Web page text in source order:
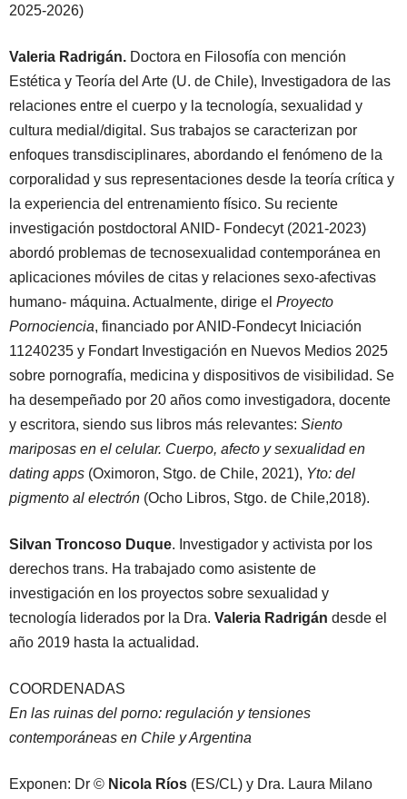
2025-2026)
Valeria Radrigán. Doctora en Filosofía con mención
Estética y Teoría del Arte (U. de Chile), Investigadora de las
relaciones entre el cuerpo y la tecnología, sexualidad y
cultura medial/digital. Sus trabajos se caracterizan por
enfoques transdisciplinares, abordando el fenómeno de la
corporalidad y sus representaciones desde la teoría crítica y
la experiencia del entrenamiento físico. Su reciente
investigación postdoctoral ANID- Fondecyt (2021-2023)
abordó problemas de tecnosexualidad contemporánea en
aplicaciones móviles de citas y relaciones sexo-afectivas
humano- máquina. Actualmente, dirige el Proyecto
Pornociencia, financiado por ANID-Fondecyt Iniciación
11240235 y Fondart Investigación en Nuevos Medios 2025
sobre pornografía, medicina y dispositivos de visibilidad. Se
ha desempeñado por 20 años como investigadora, docente
y escritora, siendo sus libros más relevantes: Siento
mariposas en el celular. Cuerpo, afecto y sexualidad en
dating apps (Oximoron, Stgo. de Chile, 2021), Yto: del
pigmento al electrón (Ocho Libros, Stgo. de Chile,2018).
Silvan Troncoso Duque. Investigador y activista por los
derechos trans. Ha trabajado como asistente de
investigación en los proyectos sobre sexualidad y
tecnología liderados por la Dra. Valeria Radrigán desde el
año 2019 hasta la actualidad.
COORDENADAS
En las ruinas del porno: regulación y tensiones
contemporáneas en Chile y Argentina
Exponen: Dr © Nicola Ríos (ES/CL) y Dra. Laura Milano